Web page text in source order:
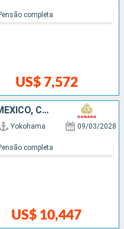
US$ 7,572
completa
JAPÃO, PAPUA NOVA GUINÉ, MÉXICO, COSTA RICA, AUSTRÁLIA, PANAMÁ, ARUBA, TONGA, FRANCIA, ESTADOS UNIDOS
Yokohama 09/03/2028
US$ 10,447
completa